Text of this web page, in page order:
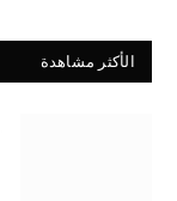
الأكثر مشاهدة